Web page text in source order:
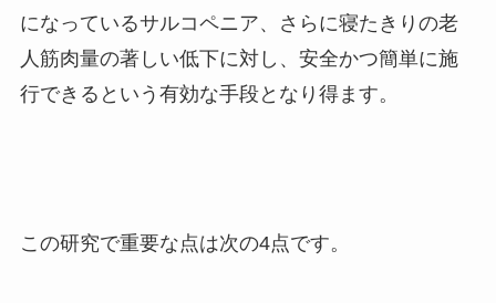
になっているサルコペニア、さらに寝たきりの老
人筋肉量の著しい低下に対し、安全かつ簡単に施
行できるという有効な手段となり得ます。
この研究で重要な点は次の4点です。